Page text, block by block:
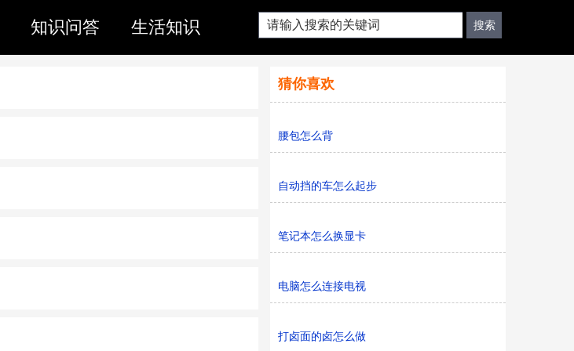
知识问答 生活知识
猜你喜欢
腰包怎么背
自动挡的车怎么起步
笔记本怎么换显卡
电脑怎么连接电视
打卤面的卤怎么做